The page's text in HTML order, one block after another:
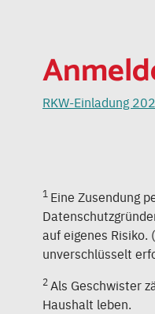
RKW-Einladung
1 Eine Zusendung
auf eigenes Risiko.
unverschlüsselt
2 Als Geschwister
Haushalt leben.